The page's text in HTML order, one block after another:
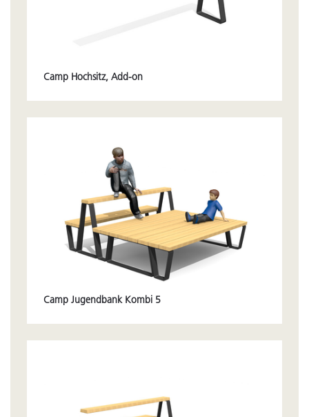
Camp Hochsitz, Add-on
Camp Jugendbank Kombi 5